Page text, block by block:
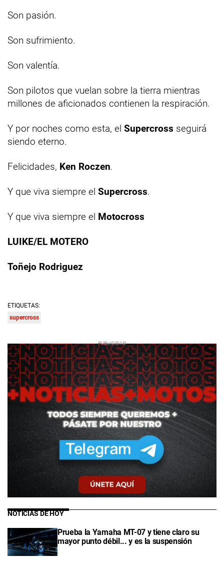
Son pasión.
Son sufrimiento.
Son valentía.
Son pilotos que vuelan sobre la tierra mientras
millones de aficionados contienen la respiración.
Y por noches como esta, el Supercross seguirá
siendo eterno.
Felicidades, Ken Roczen.
Y que viva siempre el Supercross.
Y que viva siempre el Motocross
LUIKE/EL MOTERO
Toñejo Rodriguez
ETIQUETAS:
supercross
NOTICIAS DE HOY
Prueba la Yamaha MT-07 y tiene claro su
mayor punto débil... y es la suspensión